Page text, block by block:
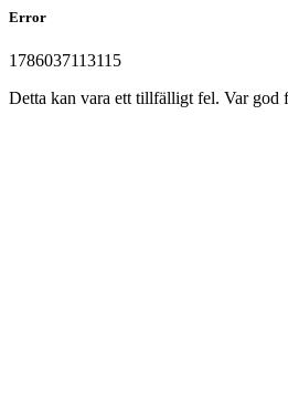
Error
1786037113115
Detta kan vara ett tillfälligt fel. Var god